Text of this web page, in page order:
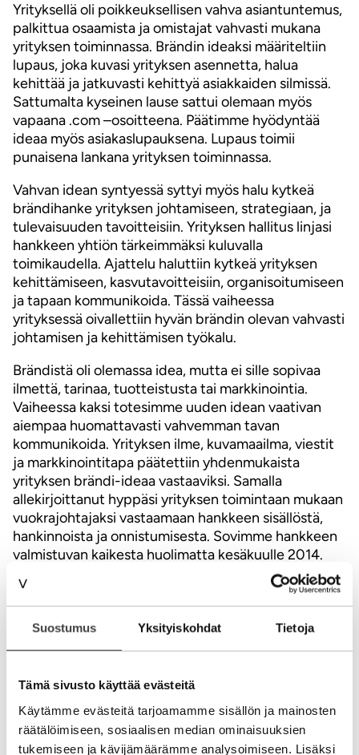
Suostumus Yksityiskohdat Tietoja
Tämä sivusto käyttää evästeitä
Käytämme evästeitä tarjoamamme sisällön ja mainosten
räätälöimiseen, sosiaalisen median ominaisuuksien
tukemiseen ja kävijämäärämme analysoimiseen. Lisäksi
Yrityksellä oli poikkeuksellisen vahva asiantuntemus,
palkittua osaamista ja omistajat vahvasti mukana
yrityksen toiminnassa. Brändin ideaksi määriteltiin
lupaus, joka kuvasi yrityksen asennetta, halua
kehittää ja jatkuvasti kehittyä asiakkaiden silmissä.
Sattumalta kyseinen lause sattui olemaan myös
vapaana .com –osoitteena. Päätimme hyödyntää
ideaa myös asiakaslupauksena. Lupaus toimii
punaisena lankana yrityksen toiminnassa.
Vahvan idean syntyessä syttyi myös halu kytkeä
brändihanke yrityksen johtamiseen, strategiaan, ja
tulevaisuuden tavoitteisiin. Yrityksen hallitus linjasi
hankkeen yhtiön tärkeimmäksi kuluvalla
toimikaudella. Ajattelu haluttiin kytkeä yrityksen
kehittämiseen, kasvutavoitteisiin, organisoitumiseen
ja tapaan kommunikoida. Tässä vaiheessa
yrityksessä oivallettiin hyvän brändin olevan vahvasti
johtamisen ja kehittämisen työkalu.
Brändistä oli olemassa idea, mutta ei sille sopivaa
ilmettä, tarinaa, tuotteistusta tai markkinointia.
Vaiheessa kaksi totesimme uuden idean vaativan
aiempaa huomattavasti vahvemman tavan
kommunikoida. Yrityksen ilme, kuvamaailma, viestit
ja markkinointitapa päätettiin yhdenmukaista
yrityksen brändi-ideaa vastaaviksi. Samalla
allekirjoittanut hyppäsi yrityksen toimintaan mukaan
vuokrajohtajaksi vastaamaan hankkeen sisällöstä,
hankinnoista ja onnistumisesta. Sovimme hankkeen
valmistuvan kaikesta huolimatta kesäkuulle 2014.
Luottamusta hankkeen onnistumiselle lisäsi
kokeneen sparraajaan mukanaolo hankkeessa
vuokrajohtajamallilla.
viestit ja tapa kommunikoida kasvoivat vastaamaan
Brändin viestintä dramatisoitiin vastaamaan parasta
kuvaa yrityksestä ja sen tulevaisuuden haasteita.